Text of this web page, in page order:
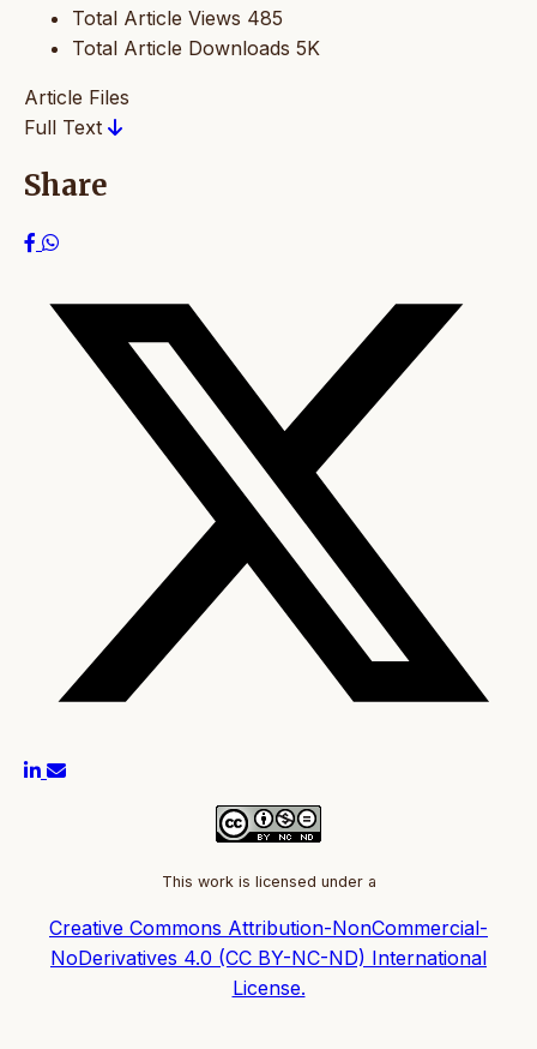
Total Article Views 485
Total Article Downloads 5K
Article Files
Full Text
Share
This work is licensed under a
Creative Commons Attribution-NonCommercial-
NoDerivatives 4.0 (CC BY-NC-ND) International
License.